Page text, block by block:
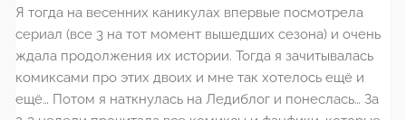
Я тогда на весенних каникулах впервые посмотрела
сериал (все 3 на тот момент вышедших сезона) и очень
ждала продолжения их истории. Тогда я зачитывалась
комиксами про этих двоих и мне так хотелось ещё и
ещё… Потом я наткнулась на Ледиблог и понеслась… За